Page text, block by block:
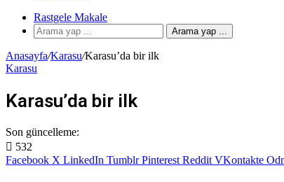
Rastgele Makale
Arama yap ...
Anasayfa/Karasu/Karasu’da bir ilk
Karasu
Karasu’da bir ilk
Son güncelleme:
532
Facebook X LinkedIn Tumblr Pinterest Reddit VKontakte